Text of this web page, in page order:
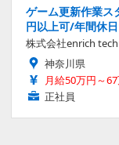
ゲーム更新作業
円以上可/年間休
株式会社enrich
神奈川県
月給50万円～
正社員